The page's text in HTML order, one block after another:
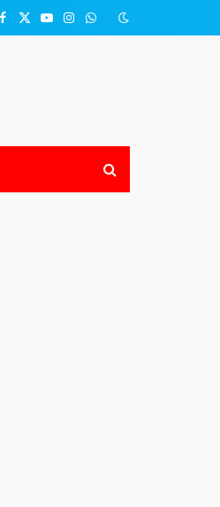
Facebook
X
YouTubeInstagram
WhatsApp